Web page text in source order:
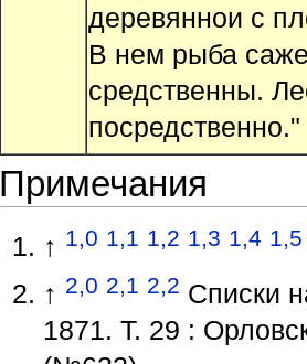
деревяннои с
В нем рыба
средственны.
посредственно."
Примечания
↑ 1,0 1,1 1,2 1,3 1,4 1,5
↑ 2,0 2,1 2,2 Списки
1871. Т. 29 :